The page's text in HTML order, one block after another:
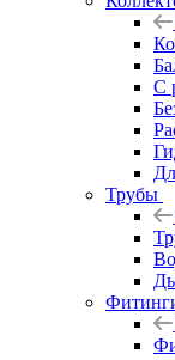
С
Трубы